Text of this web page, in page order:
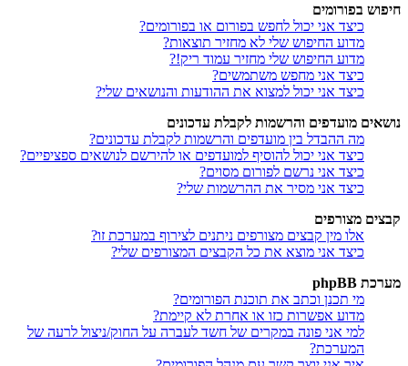
חיפוש בפורומים
כיצד אני יכול לחפש בפורום או בפורומים?
מדוע החיפוש שלי לא מחזיר תוצאות?
מדוע החיפוש שלי מחזיר עמוד ריק!?
כיצד אני מחפש משתמשים?
כיצד אני יכול למצוא את ההודעות והנושאים שלי?
נושאים מועדפים והרשמות לקבלת עדכונים
מה ההבדל בין מועדפים והרשמות לקבלת עדכונים?
כיצד אני יכול להוסיף למועדפים או להירשם לנושאים ספציפיים?
כיצד אני נרשם לפורום מסוים?
כיצד אני מסיר את ההרשמות שלי?
קבצים מצורפים
אלו מין קבצים מצורפים ניתנים לצירוף במערכת זו?
כיצד אני מוצא את כל הקבצים המצורפים שלי?
מערכת phpBB
מי תכנן וכתב את תוכנת הפורומים?
מדוע אפשרות כזו או אחרת לא קיימת?
למי אני פונה במקרים של חשד לעברה על החוק/ניצול לרעה של
המערכת?